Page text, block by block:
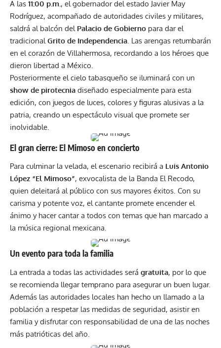
A las 11:00 p.m. , el gobernador del estado Javier May
Rodríguez, acompañado de autoridades civiles y militares,
saldrá al balcón del Palacio de Gobierno para dar el
tradicional Grito de Independencia . Las arengas retumbarán
en el corazón de Villahermosa, recordando a los héroes que
dieron libertad a México.
Posteriormente el cielo tabasqueño se iluminará con un
show de pirotecnia diseñado especialmente para esta
edición, con juegos de luces, colores y figuras alusivas a la
patria, creando un espectáculo visual que promete ser
inolvidable.
El gran cierre: El Mimoso en concierto
Para culminar la velada, el escenario recibirá a Luis Antonio
López “El Mimoso”, exvocalista de la Banda El Recodo,
quien deleitará al público con sus mayores éxitos. Con su
carisma y potente voz, el cantante promete encender el
ánimo y hacer cantar a todos con temas que han marcado a
la música regional mexicana.
Un evento para toda la familia
La entrada a todas las actividades será gratuita, por lo que
se recomienda llegar temprano para asegurar un buen lugar.
Además las autoridades locales han hecho un llamado a la
población a respetar las medidas de seguridad, asistir en
familia y disfrutar con responsabilidad de una de las noches
más patrióticas del año.